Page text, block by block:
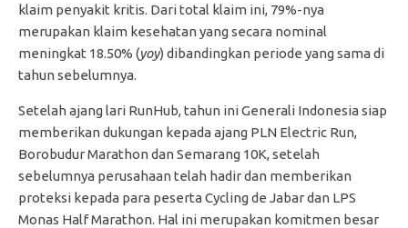
klaim penyakit kritis. Dari total klaim ini, 79%-nya
merupakan klaim kesehatan yang secara nominal
meningkat 18.50% (yoy) dibandingkan periode yang sama di
tahun sebelumnya.
Setelah ajang lari RunHub, tahun ini Generali Indonesia siap
memberikan dukungan kepada ajang PLN Electric Run,
Borobudur Marathon dan Semarang 10K, setelah
sebelumnya perusahaan telah hadir dan memberikan
proteksi kepada para peserta Cycling de Jabar dan LPS
Monas Half Marathon. Hal ini merupakan komitmen besar